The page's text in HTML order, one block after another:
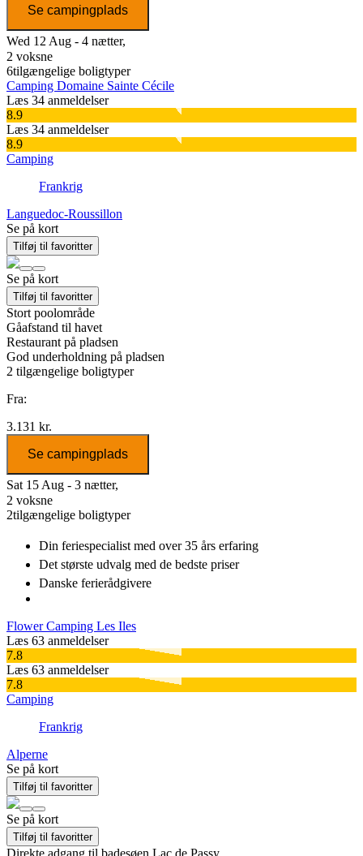
Se campingplads
Wed 12 Aug - 4 nætter,
2 voksne
6tilgængelige boligtyper
Camping Domaine Sainte Cécile
Læs 34 anmeldelser
8.9
Læs 34 anmeldelser
8.9
Camping
Frankrig
Languedoc-Roussillon
Se på kort
Tilføj til favoritter
Se på kort
Tilføj til favoritter
Stort poolområde
Gåafstand til havet
Restaurant på pladsen
God underholdning på pladsen
2 tilgængelige boligtyper
Fra:
3.131 kr.
Se campingplads
Sat 15 Aug - 3 nætter,
2 voksne
2tilgængelige boligtyper
Din feriespecialistmed over 35 års erfaring
Det største udvalg med de bedste priser
Danske ferierådgivere
Flower Camping Les Iles
Læs 63 anmeldelser
7.8
Læs 63 anmeldelser
7.8
Camping
Frankrig
Alperne
Se på kort
Tilføj til favoritter
Se på kort
Tilføj til favoritter